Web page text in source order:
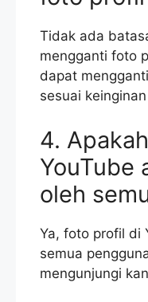
Tidak ada
mengganti foto
dapat
sesuai
4.
YouTube
oleh
Ya, foto profil di
semua
mengunjungi